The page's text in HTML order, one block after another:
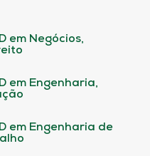
em Negócios,
em Engenharia,
em Engenharia de